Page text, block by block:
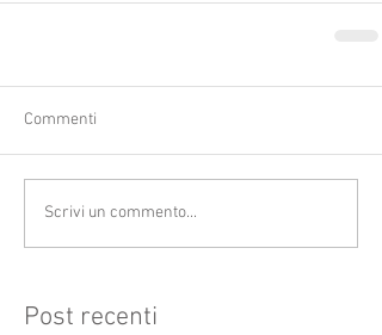
Commenti
Scrivi un commento...
Post recenti